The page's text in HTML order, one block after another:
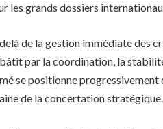
les grands dossiers
de la gestion immédiate des
par la coordination, la
se positionne
de la concertation stratégique.